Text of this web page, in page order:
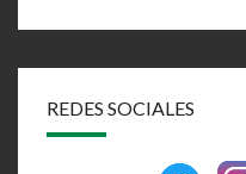
REDES SOCIALES